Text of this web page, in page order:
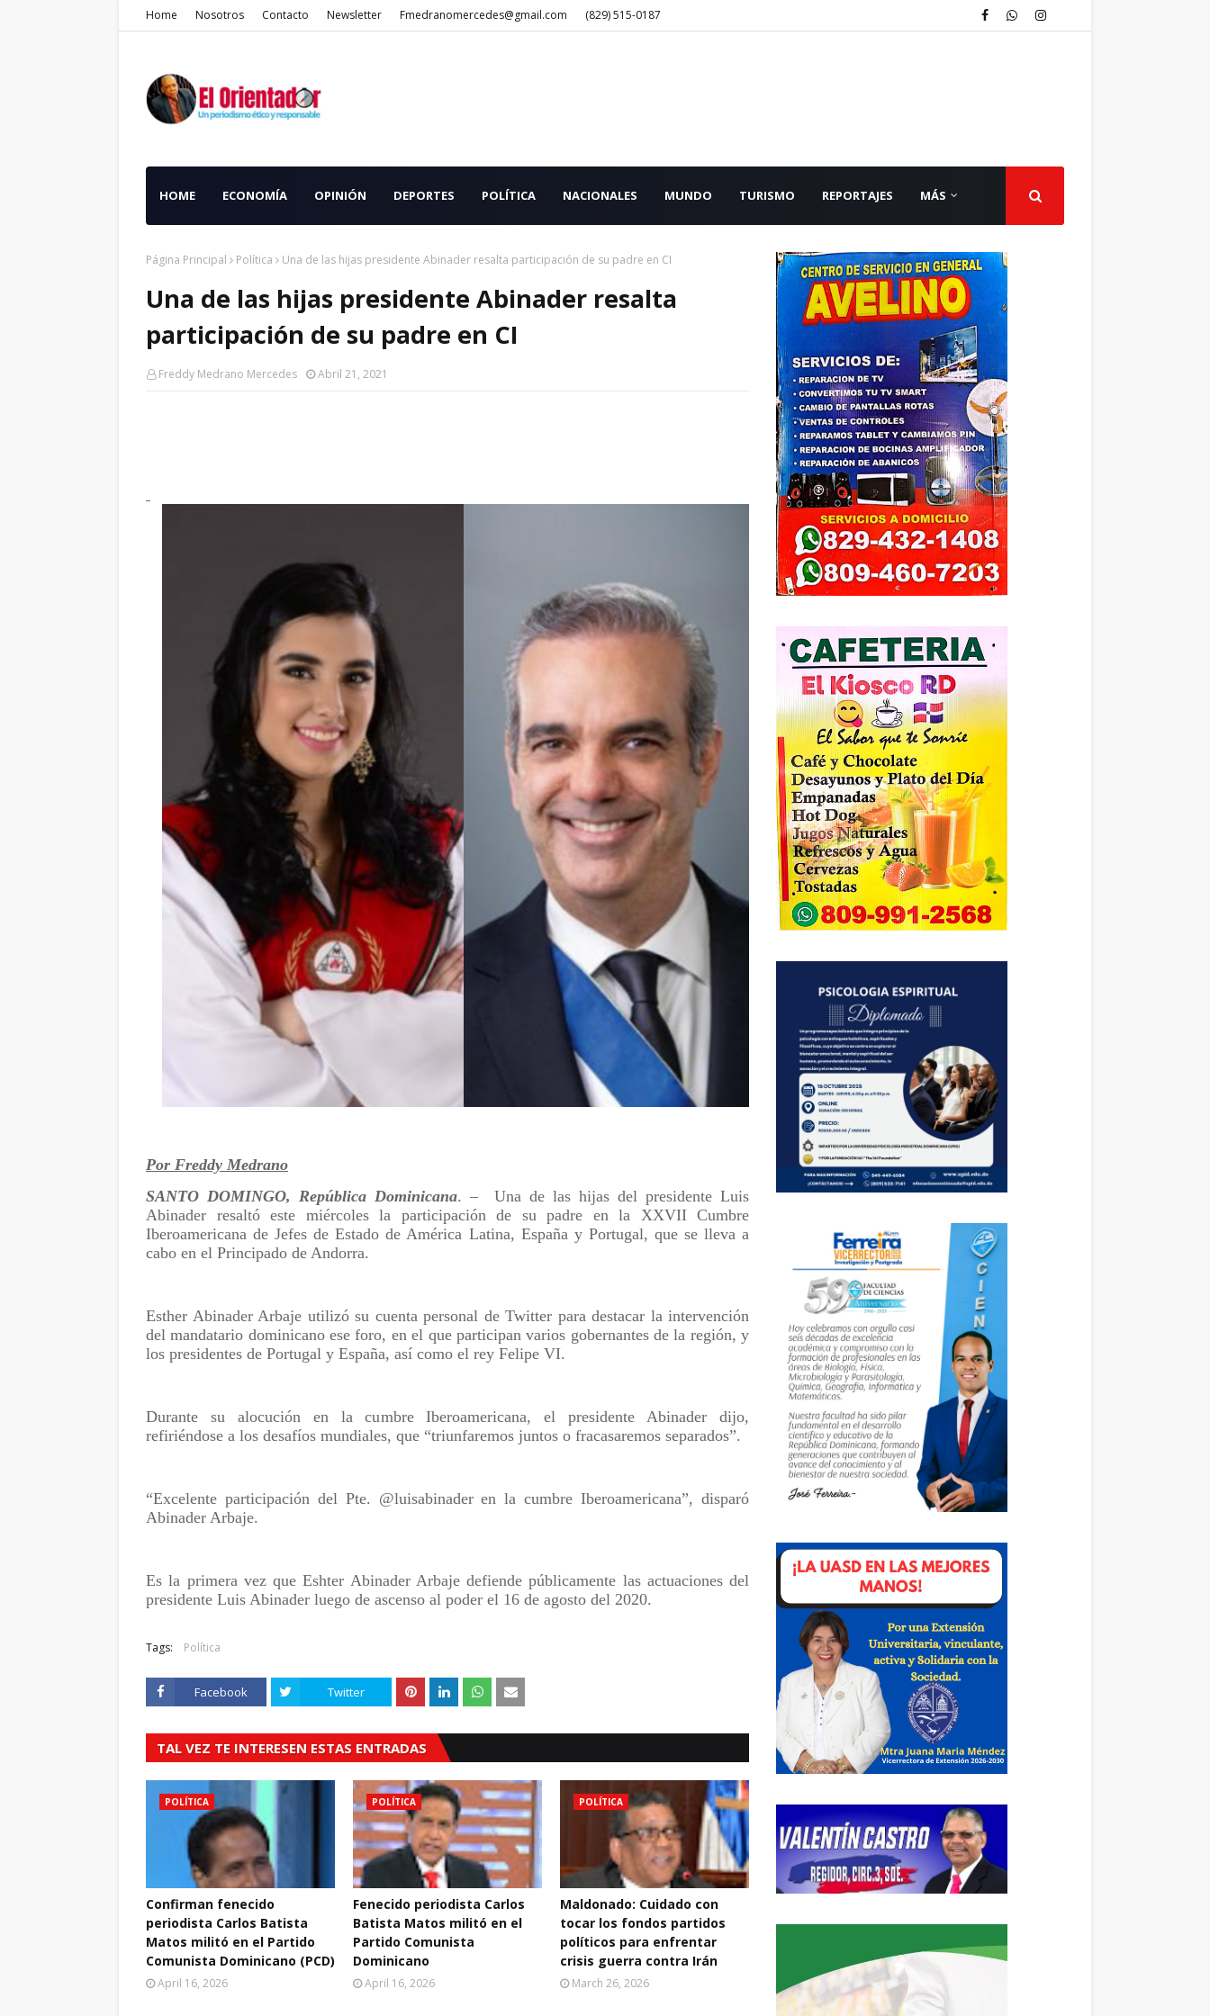
Home Nosotros Contacto Newsletter Fmedranomercedes@gmail.com (829) 515-0187
HOME ECONOMÍA OPINIÓN DEPORTES POLÍTICA NACIONALES MUNDO TURISMO REPORTAJES MÁS
Página Principal Política Una de las hijas presidente Abinader resalta participación de su padre en CI
Una de las hijas presidente Abinader resalta
participación de su padre en CI
Freddy Medrano Mercedes Abril 21, 2021
Por Freddy Medrano
SANTO DOMINGO, República Dominicana. –
Una de las hijas del presidente Luis
Abinader resaltó este miércoles la participación de su padre en la XXVII Cumbre
Iberoamericana de Jefes de Estado de América Latina, España y Portugal, que se lleva a
cabo en el Principado de Andorra.
Esther Abinader Arbaje utilizó su cuenta personal de Twitter para destacar la intervención
del mandatario dominicano ese foro, en el que participan varios gobernantes de la región, y
los presidentes de Portugal y España, así como el rey Felipe VI.
Durante su alocución en la cumbre Iberoamericana, el presidente Abinader dijo,
refiriéndose a los desafíos mundiales, que “triunfaremos juntos o fracasaremos separados”.
“Excelente participación del Pte. @luisabinader en la cumbre Iberoamericana”, disparó
Abinader Arbaje.
Es la primera vez que Eshter Abinader Arbaje defiende públicamente las actuaciones del
presidente Luis Abinader luego de ascenso al poder el 16 de agosto del 2020.
Tags: Política
Facebook Twitter
TAL VEZ TE INTERESEN ESTAS ENTRADAS
POLÍTICA
Confirman fenecido
periodista Carlos Batista
Matos militó en el Partido
Comunista Dominicano (PCD)
April 16, 2026
POLÍTICA
Fenecido periodista Carlos
Batista Matos militó en el
Partido Comunista
Dominicano
April 16, 2026
POLÍTICA
Maldonado: Cuidado con
tocar los fondos partidos
políticos para enfrentar
crisis guerra contra Irán
March 26, 2026